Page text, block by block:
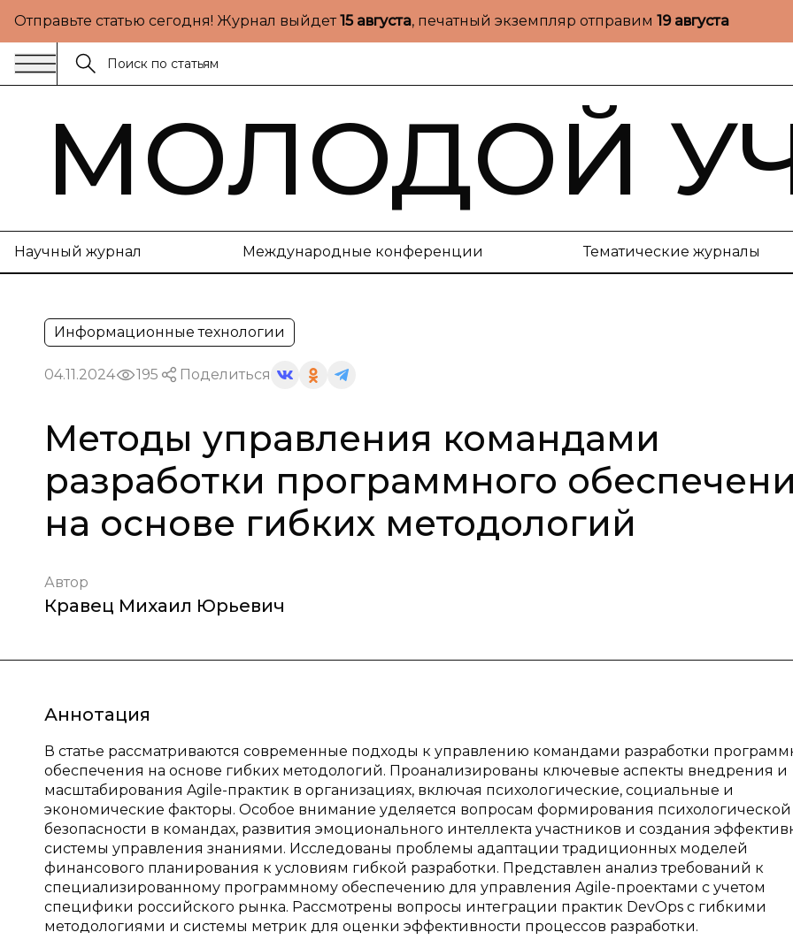
Отправьте статью сегодня! Журнал выйдет15 августа, печатный экземпляр отправим 19 августа
МОЛОДОЙ
Научный журнал Международные конференции Тематические журналы
Информационные технологии
04.11.2024 195 Поделиться
Методы управления командами
разработки программного
на основе гибких методологий
Автор
Кравец Михаил Юрьевич
Аннотация
В статье рассматриваются современные подходы к управлению командами разработки
обеспечения на основе гибких методологий. Проанализированы ключевые аспекты внедрения и
масштабирования Agile-практик в организациях, включая психологические, социальные и
экономические факторы. Особое внимание уделяется вопросам формирования психологической
безопасности в командах, развития эмоционального интеллекта участников и создания
системы управления знаниями. Исследованы проблемы адаптации традиционных моделей
финансового планирования к условиям гибкой разработки. Представлен анализ требований к
специализированному программному обеспечению для управления Agile-проектами с учетом
специфики российского рынка. Рассмотрены вопросы интеграции практик DevOps с гибкими
методологиями и системы метрик для оценки эффективности процессов разработки.